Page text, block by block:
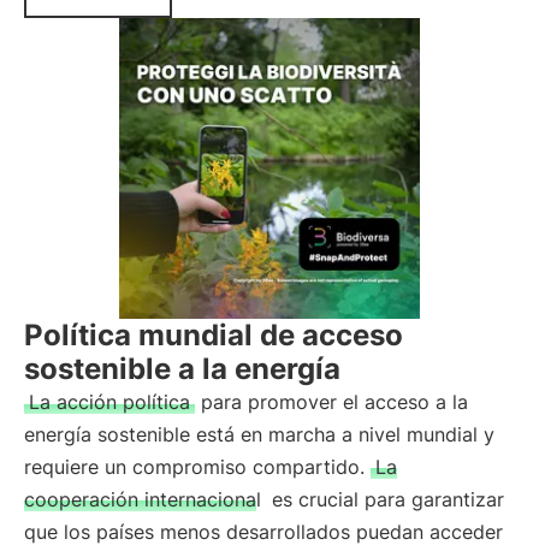
Política mundial de acceso
sostenible a la energía
La acción política para promover el acceso a la
energía sostenible está en marcha a nivel mundial y
requiere un compromiso compartido. La
cooperación internacional es crucial para garantizar
que los países menos desarrollados puedan acceder